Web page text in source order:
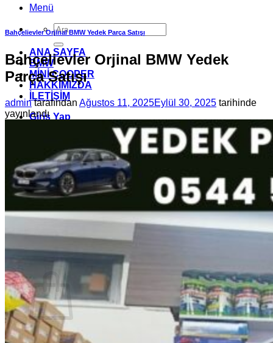
Menü
Ara:
ANA SAYFA
BMW
MİNİ COOPER
HAKKIMIZDA
İLETİŞİM
Giriş Yap
Sepetinizde ürün bulunmuyor.
Mağazaya geri dön
Sepet
Sepetinizde ürün bulunmuyor.
Bahçelievler Orjinal BMW Yedek Parça Satışı
Bahçelievler Orjinal BMW Yedek
Parça Satışı
admintarafından Ağustos 11, 2025Eylül 30, 2025 tarihinde
yayınlandı